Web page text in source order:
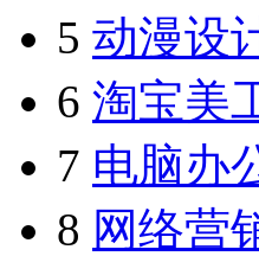
5 动漫设
6 淘宝美
7 电脑办
8 网络营